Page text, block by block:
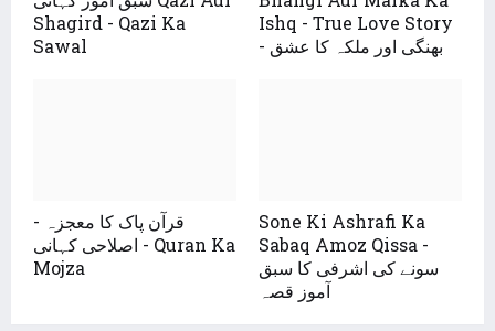
Shagird - Qazi Ka
Sawal
Ishq - True Love Story
- بھنگی اور ملکہ کا عشق
قرآن پاک کا معجزہ -
اصلاحی کہانی - Quran Ka
Mojza
Sone Ki Ashrafi Ka
Sabaq Amoz Qissa -
سونے کی اشرفی کا سبق
آموز قصہ